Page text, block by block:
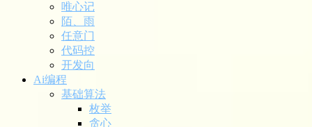
唯心记
陌、雨
任意门
代码控
开发向
Ai编程
基础算法
枚举
贪心